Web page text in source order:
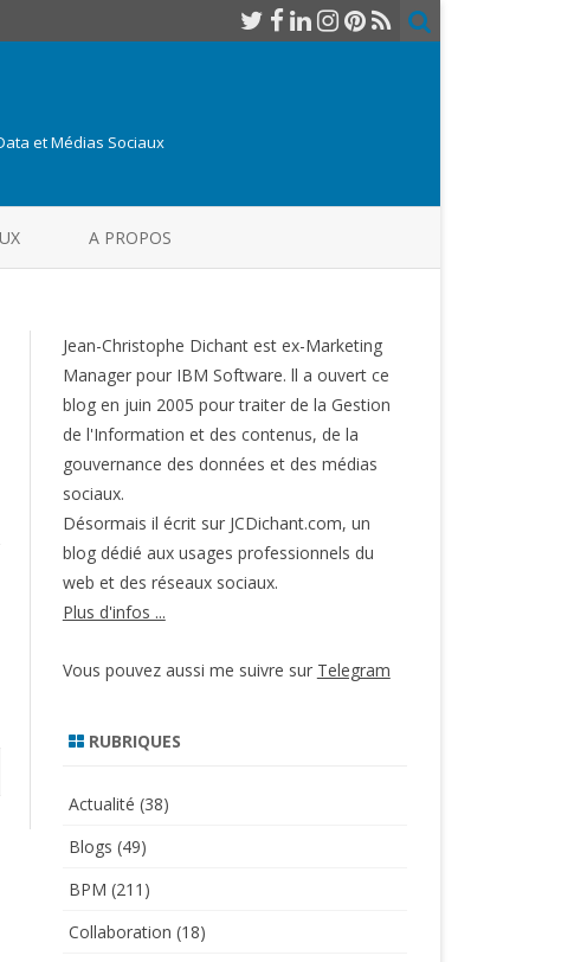
et Médias Sociaux
A PROPOS
Jean-Christophe Dichant est ex-Marketing
Manager pour IBM Software. ll a ouvert ce
blog en juin 2005 pour traiter de la Gestion
de l'Information et des contenus, de la
gouvernance des données et des médias
sociaux.
Désormais il écrit sur JCDichant.com, un
blog dédié aux usages professionnels du
web et des réseaux sociaux.
Plus d'infos ...
Vous pouvez aussi me suivre sur Telegram
RUBRIQUES
Actualité (38)
Blogs (49)
BPM (211)
Collaboration (18)